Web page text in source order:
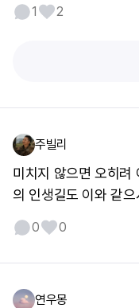
1 2
주빌리
미치지 않으면 오히려
의 인생길도 이와 같
0 0
연우몽